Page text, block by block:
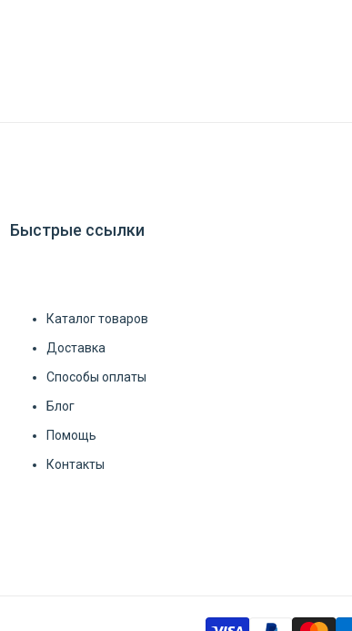
Быстрые ссылки
Каталог товаров
Доставка
Способы оплаты
Блог
Помощь
Контакты